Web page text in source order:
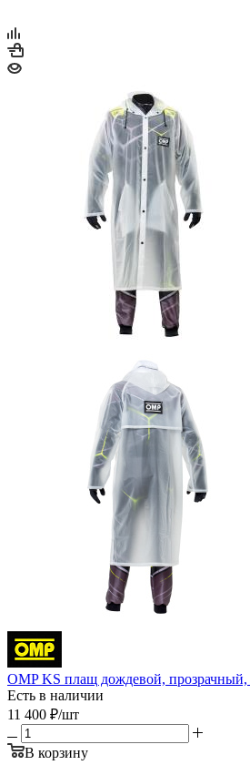
OMP KS плащ дождевой,
Есть в наличии
11 400 ₽/шт
В корзину